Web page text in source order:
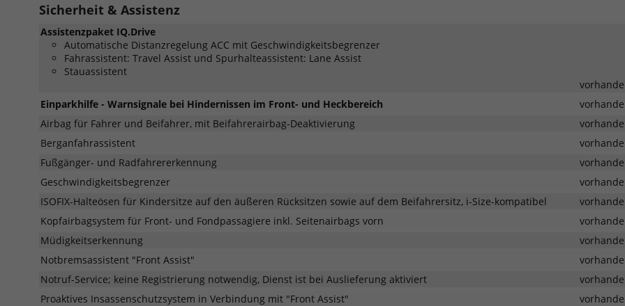
Sicherheit & Assistenz
Assistenzpaket IQ.Drive
Automatische Distanzregelung ACC mit Geschwindigkeitsbegrenzer
Fahrassistent: Travel Assist und Spurhalteassistent: Lane Assist
Stauassistent
Einparkhilfe - Warnsignale bei Hindernissen im Front- und Heckbereich
Airbag für Fahrer und Beifahrer, mit Beifahrerairbag-Deaktivierung
Berganfahrassistent
Fußgänger- und Radfahrererkennung
Geschwindigkeitsbegrenzer
ISOFIX-Halteösen für Kindersitze auf den äußeren Rücksitzen sowie auf dem Beifahrersitz, i-Size-kompatibel
Kopfairbagsystem für Front- und Fondpassagiere inkl. Seitenairbags vorn
Müdigkeitserkennung
Notbremsassistent "Front Assist"
Notruf-Service; keine Registrierung notwendig, Dienst ist bei Auslieferung aktiviert
Proaktives Insassenschutzsystem in Verbindung mit "Front Assist"